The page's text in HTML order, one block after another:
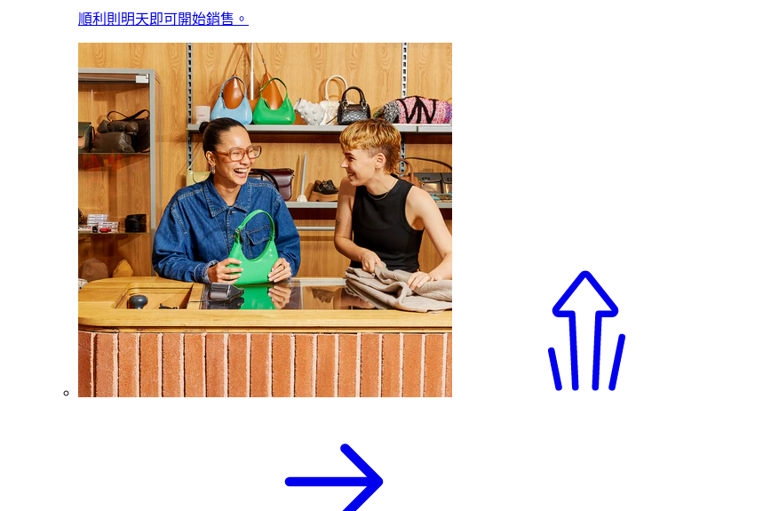
順利則明天即可開始銷售。